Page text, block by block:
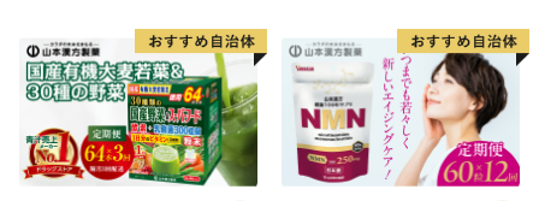
▼返礼品の内容・配送・お届け先の変更に関して
一般社団法人新宮町おもてなし協会 ふるさと納税担
当
TEL：092-985-6532
メール：furusato@shingu-navi.jp
受付：9時00分～16時30分（土日祝日を除く）